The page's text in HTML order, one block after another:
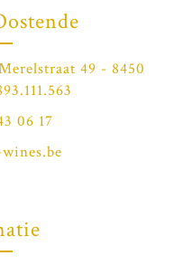
49 - 8450
06 17